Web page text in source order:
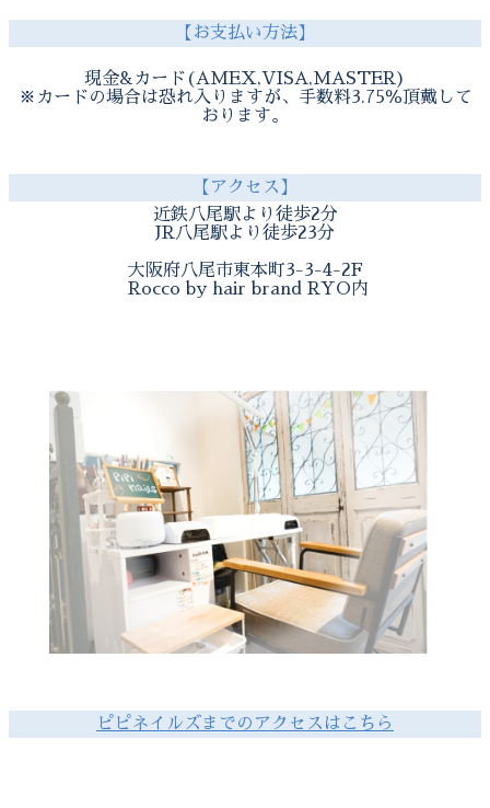
【お支払い方法】
現金&カード(AMEX,VISA,MASTER)
※カードの場合は恐れ入りますが、手数料3.75％頂戴して
おります。
【アクセス】
近鉄八尾駅より徒歩2分
JR八尾駅より徒歩23分
大阪府八尾市東本町3-3-4-2F
Rocco by hair brand RYO内
ピピネイルズまでのアクセスはこちら